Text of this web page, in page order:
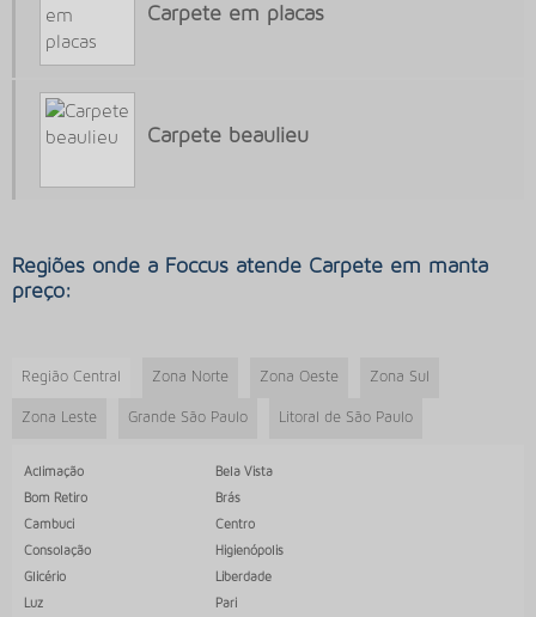
CARPETE MODULAR PREÇO
CARPETE PARA AREA COMERCIAL
CARPETE PARA EMPRESA
CARPETE PARA ESCRITÓRIO
CARPETE PARA SALA COMERCIAL
COMPRAR PISO VINILICO EM MANTA
COMPRAR RODAPÉ POLIESTIRENO
Carpete em placas
Carpete beaulieu
Regiões onde a Foccus atende Carpete em manta
preço:
Região Central Zona Norte Zona Oeste Zona Sul
Zona Leste Grande São Paulo Litoral de São Paulo
Aclimação
Bela Vista
Bom Retiro
Brás
Cambuci
Centro
Consolação
Higienópolis
Glicério
Liberdade
Luz
Pari